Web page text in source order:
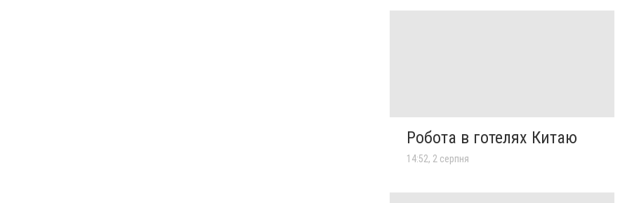
Робота в готелях Китаю
14:52, 2 серпня